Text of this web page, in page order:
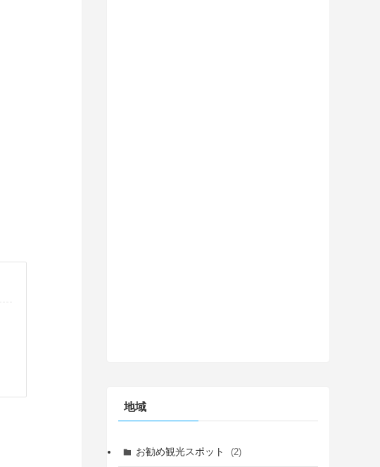
地域
お勧め観光スポット (2)